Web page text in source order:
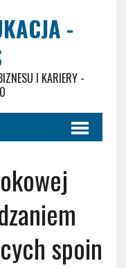
-
I KARIERY -
spoin